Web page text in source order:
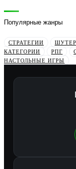
Популярные жанры
СТРАТЕГИИ
КАТЕГОРИИ
РПГ
НАСТОЛЬНЫЕ ИГРЫ